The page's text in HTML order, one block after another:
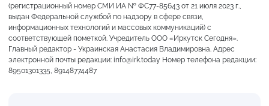
(регистрационный номер СМИ ИА № ФС77-85643 от 21 июля 2023 г.,
выдан Федеральной службой по надзору в сфере связи,
информационных технологий и массовых коммуникаций) с
соответствующей пометкой. Учредитель ООО «Иркутск Сегодня».
Главный редактор - Украинская Анастасия Владимировна. Адрес
электронной почты редакции: info@irk.today Номер телефона редакции:
89501301335, 89148774487